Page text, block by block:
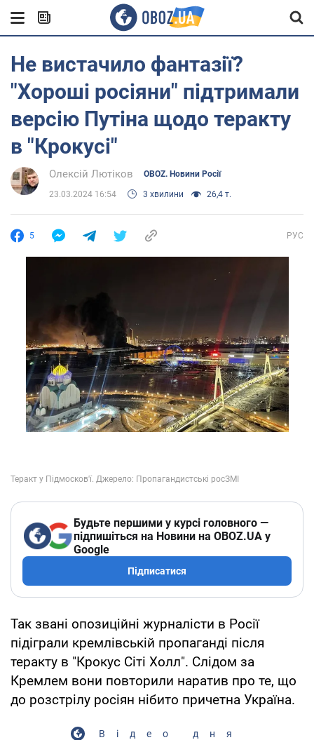
Не вистачило фантазії?
"Хороші росіяни" підтримали
версію Путіна щодо теракту
в "Крокусі"
Олексій Лютіков OBOZ. Новини Росії
23.03.2024 16:54 3 хвилини 26,4 т.
5 РУС
Будьте першими у курсі головного —
підпишіться на Новини на OBOZ.UA у
Google
Підписатися
Так звані опозиційні журналісти в Росії
підіграли кремлівській пропаганді після
теракту в "Крокус Сіті Холл". Слідом за
Кремлем вони повторили наратив про те, що
до розстрілу росіян нібито причетна Україна.
Відео дня